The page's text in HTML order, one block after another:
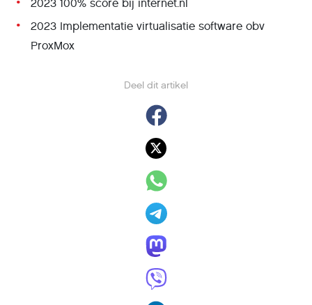
Deel dit artikel
2023 100% score bij internet.nl
2023 Implementatie virtualisatie software obv
ProxMox